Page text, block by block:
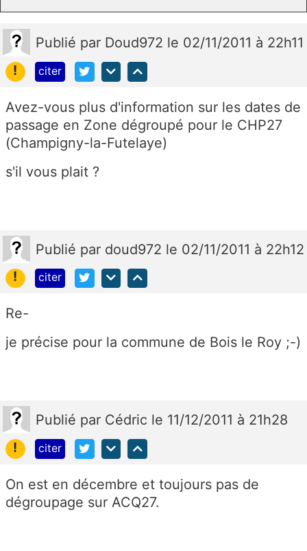
Publié par Doud972 le 02/11/2011 à 22h11
!
citer
Avez-vous plus d'information sur les dates de
passage en Zone dégroupé pour le CHP27
(Champigny-la-Futelaye)
s'il vous plait ?
Publié par doud972 le 02/11/2011 à 22h12
!
citer
Re-
je précise pour la commune de Bois le Roy ;-)
Publié par Cédric le 11/12/2011 à 21h28
!
citer
On est en décembre et toujours pas de
dégroupage sur ACQ27.